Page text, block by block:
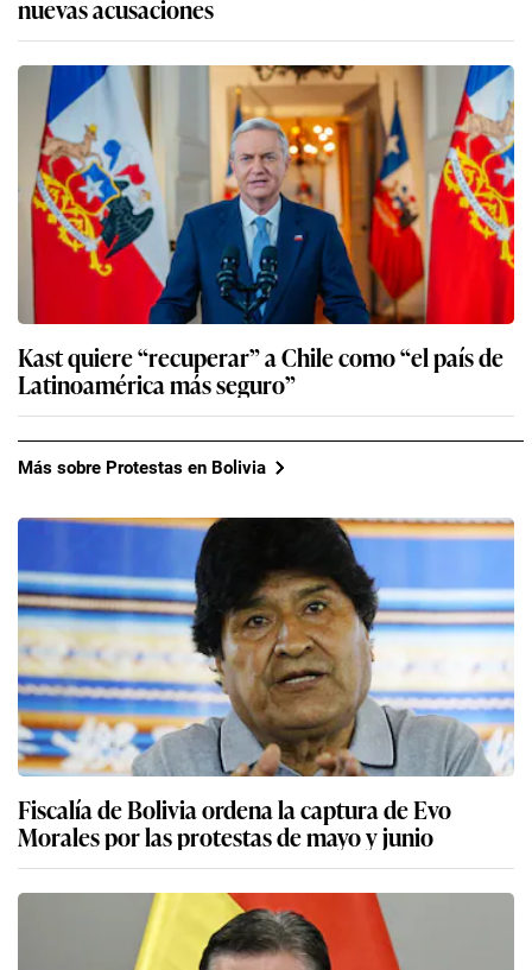
nuevas acusaciones
Kast quiere “recuperar” a Chile como “el país de
Latinoamérica más seguro”
Más sobre Protestas en Bolivia
Fiscalía de Bolivia ordena la captura de Evo
Morales por las protestas de mayo y junio